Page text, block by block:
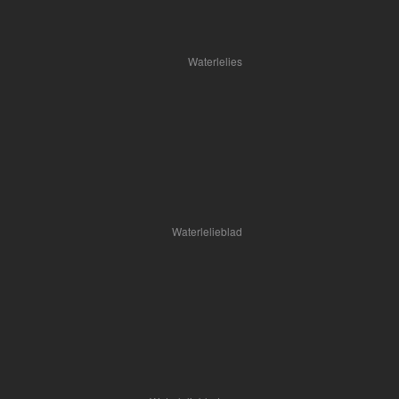
Waterlelies
Waterlelieblad